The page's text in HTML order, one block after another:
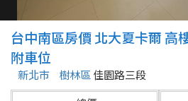
縣市
台北市
區域
台中南區房價 北大夏卡爾 高
附車位
新北市 樹林區 佳園路三段